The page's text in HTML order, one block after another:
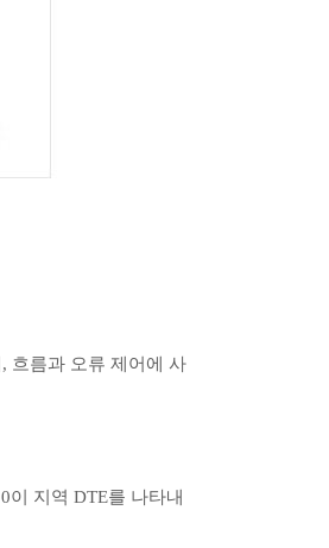
, 흐름과 오류 제어에 사
0이 지역 DTE를 나타내